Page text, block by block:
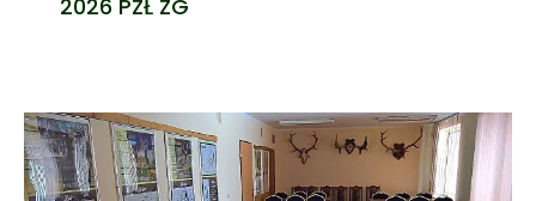
2026 PZŁ ZG